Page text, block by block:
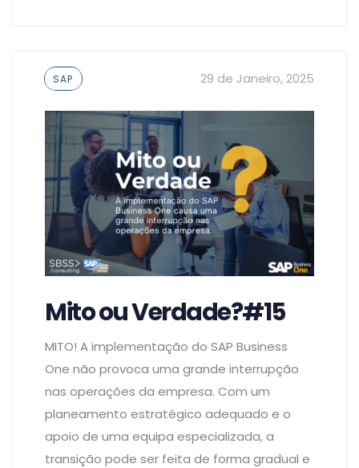
Tags
SAP 29 de Janeiro, 2025
Mito ou Verdade?#15
MITO! A implementação do SAP Business
One não provoca uma grande interrupção
nas operações da empresa. Com um
planeamento estratégico adequado e o
apoio de uma equipa especializada, a
transição pode ser feita de forma gradual e